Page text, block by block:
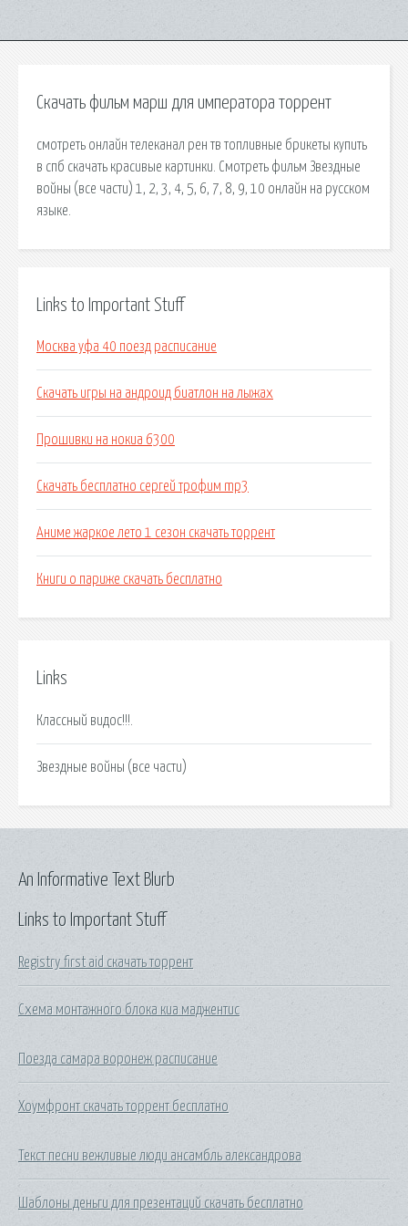
Скачать фильм марш для императора торрент
смотреть онлайн телеканал рен тв топливные брикеты купить
в спб скачать красивые картинки. Смотреть фильм Звездные
войны (все части) 1, 2, 3, 4, 5, 6, 7, 8, 9, 10 онлайн на русском
языке.
Links to Important Stuff
Москва уфа 40 поезд расписание
Скачать игры на андроид биатлон на лыжах
Прошивки на нокиа 6300
Скачать бесплатно сергей трофим mp3
Аниме жаркое лето 1 сезон скачать торрент
Книги о париже скачать бесплатно
Links
Классный видос!!!.
Звездные войны (все части)
Links to Important Stuff
Registry first aid скачать торрент
Схема монтажного блока киа маджентис
Поезда самара воронеж расписание
Хоумфронт скачать торрент бесплатно
Текст песни вежливые люди ансамбль александрова
Шаблоны деньги для презентаций скачать бесплатно
An Informative Text Blurb